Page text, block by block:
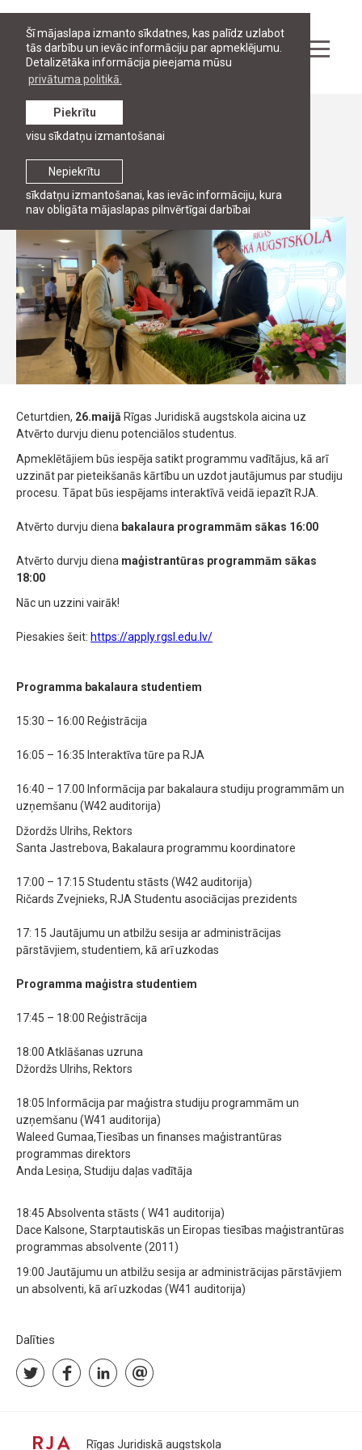
Šī mājaslapa izmanto sīkdatnes, kas palīdz uzlabot
tās darbību un ievāc informāciju par apmeklējumu.
Detalizētāka informācija pieejama mūsu
privātuma politikā.
Nepiekrītu
sīkdatņu izmantošanai, kas ievāc informāciju, kura
nav obligāta mājaslapas pilnvērtīgai darbībai
Piekrītu
visu sīkdatņu izmantošanai
Ziņas
Atvērto durvju diena RJA
24. maijs, 2016
Ceturtdien, 26.maijā Rīgas Juridiskā augstskola aicina uz
Atvērto durvju dienu potenciālos studentus.
Apmeklētājiem būs iespēja satikt programmu vadītājus, kā arī
uzzināt par pieteikšanās kārtību un uzdot jautājumus par studiju
procesu. Tāpat būs iespējams interaktīvā veidā iepazīt RJA.
Atvērto durvju diena bakalaura programmām sākas 16:00
Atvērto durvju diena maģistrantūras programmām sākas
18:00
Nāc un uzzini vairāk!
Piesakies šeit: https://apply.rgsl.edu.lv/
Programma bakalaura studentiem
15:30 – 16:00 Reģistrācija
16:05 – 16:35 Interaktīva tūre pa RJA
16:40 – 17.00 Informācija par bakalaura studiju programmām un
uzņemšanu (W42 auditorija)
Džordžs Ulrihs, Rektors
Santa Jastrebova, Bakalaura programmu koordinatore
17:00 – 17:15 Studentu stāsts (W42 auditorija)
Ričards Zvejnieks, RJA Studentu asociācijas prezidents
17: 15 Jautājumu un atbilžu sesija ar administrācijas
pārstāvjiem, studentiem, kā arī uzkodas
Programma maģistra studentiem
17:45 – 18:00 Reģistrācija
18:00 Atklāšanas uzruna
Džordžs Ulrihs, Rektors
18:05 Informācija par maģistra studiju programmām un
uzņemšanu (W41 auditorija)
Waleed Gumaa,Tiesības un finanses maģistrantūras
programmas direktors
Anda Lesiņa, Studiju daļas vadītāja
18:45 Absolventa stāsts ( W41 auditorija)
Dace Kalsone, Starptautiskās un Eiropas tiesības maģistrantūras
programmas absolvente (2011)
19:00 Jautājumu un atbilžu sesija ar administrācijas pārstāvjiem
un absolventi, kā arī uzkodas (W41 auditorija)
Dalīties
Rīgas Juridiskā augstskola